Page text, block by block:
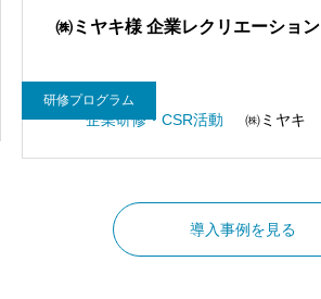
㈱ミヤキ様 企業レクリエーション
企業研修・CSR活動 ㈱ミヤキ
研修プログラム
導入事例を見る